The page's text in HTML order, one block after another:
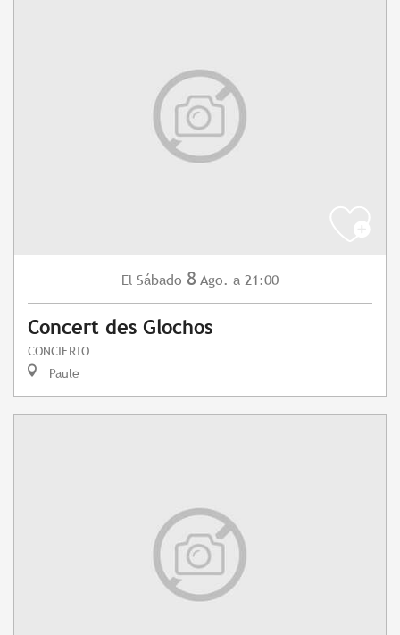
El Sábado 8 Ago. a 21:00
Concert des Glochos
CONCIERTO
Paule